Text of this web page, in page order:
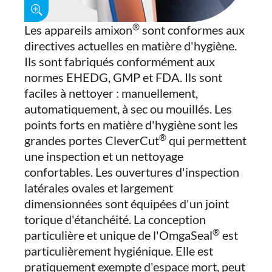
Les appareils amixon® sont conformes aux
directives actuelles en matière d'hygiène.
Ils sont fabriqués conformément aux
normes EHEDG, GMP et FDA. Ils sont
faciles à nettoyer : manuellement,
automatiquement, à sec ou mouillés. Les
points forts en matière d'hygiène sont les
grandes portes CleverCut® qui permettent
une inspection et un nettoyage
confortables. Les ouvertures d'inspection
latérales ovales et largement
dimensionnées sont équipées d'un joint
torique d'étanchéité. La conception
particulière et unique de l'OmgaSeal® est
particulièrement hygiénique. Elle est
pratiquement exempte d'espace mort, peut